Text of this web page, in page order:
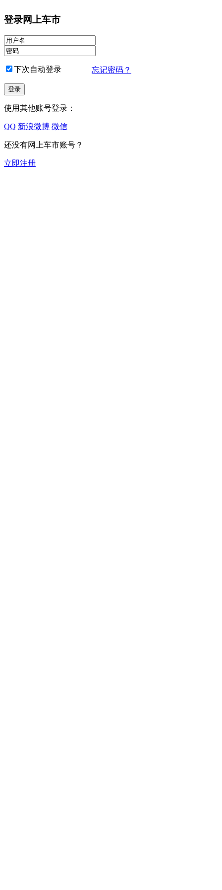
登录网上车市
下次自动登录 忘记密码？
使用其他账号登录：
QQ 新浪微博 微信
还没有网上车市账号？
立即注册